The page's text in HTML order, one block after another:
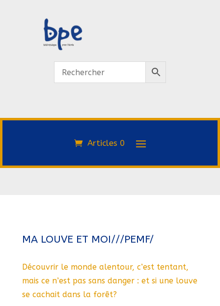
Articles 0
MA LOUVE ET MOI///PEMF/
Découvrir le monde alentour, c’est tentant,
mais ce n’est pas sans danger : et si une louve
se cachait dans la forêt?